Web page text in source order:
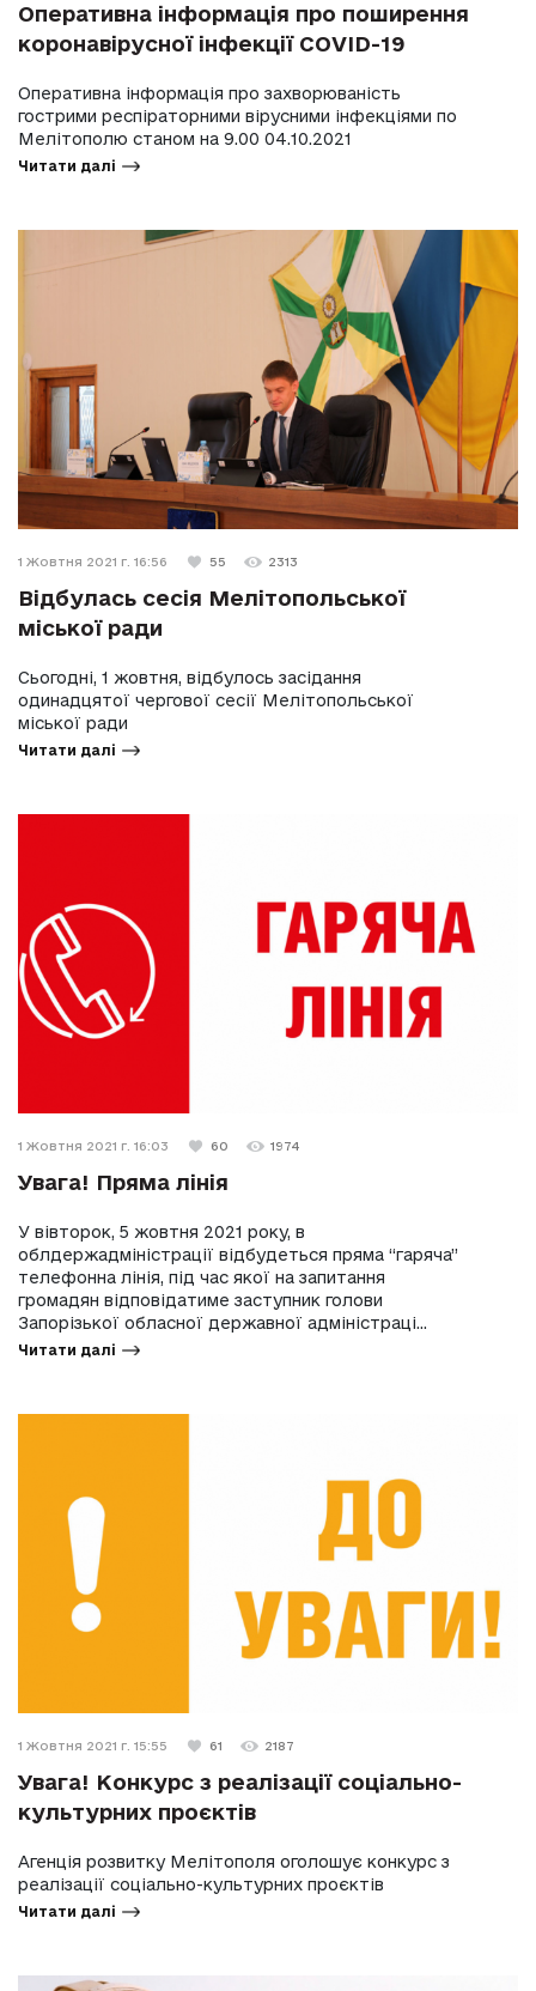
Оперативна інформація про поширення
коронавірусної інфекції COVID-19
Оперативна інформація про захворюваність
гострими респіраторними вірусними інфекціями по
Мелітополю станом на 9.00 04.10.2021
Читати далі
1 Жовтня 2021 г. 16:56 55 2313
Відбулась сесія Мелітопольської
міської ради
Сьогодні, 1 жовтня, відбулось засідання
одинадцятої чергової сесії Мелітопольської
міської ради
Читати далі
1 Жовтня 2021 г. 16:03 60 1974
Увага! Пряма лінія
У вівторок, 5 жовтня 2021 року, в
облдержадміністрації відбудеться пряма “гаряча”
телефонна лінія, під час якої на запитання
громадян відповідатиме заступник голови
Запорізької обласної державної адміністраці...
Читати далі
1 Жовтня 2021 г. 15:55 61 2187
Увага! Конкурс з реалізації соціально-
культурних проєктів
Агенція розвитку Мелітополя оголошує конкурс з
реалізації соціально-культурних проєктів
Читати далі